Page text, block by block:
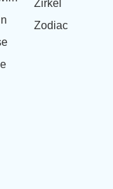
Zirkel
Zodiac